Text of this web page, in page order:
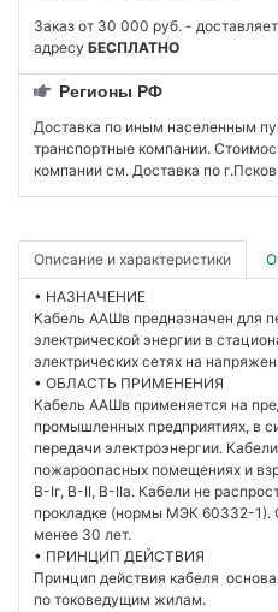
Заказ от 30 000 руб. -
адресу БЕСПЛАТНО
Регионы РФ
Доставка по иным населенным
транспортные компании.
компании см. Доставка по г.Псков
Описание и характеристики
• НАЗНАЧЕНИЕ
Кабель ААШв предназначен для
электрической энергии в
электрических сетях на
• ОБЛАСТЬ ПРИМЕНЕНИЯ
Кабель ААШв применяется на
промышленных предприятиях, в
передачи электроэнергии.
пожароопасных помещениях и
В-Iг, В-II, В-IIа. Кабели не
прокладке (нормы МЭК 60332-
менее 30 лет.
• ПРИНЦИП ДЕЙСТВИЯ
Принцип действия кабеля
по токоведущим жилам.